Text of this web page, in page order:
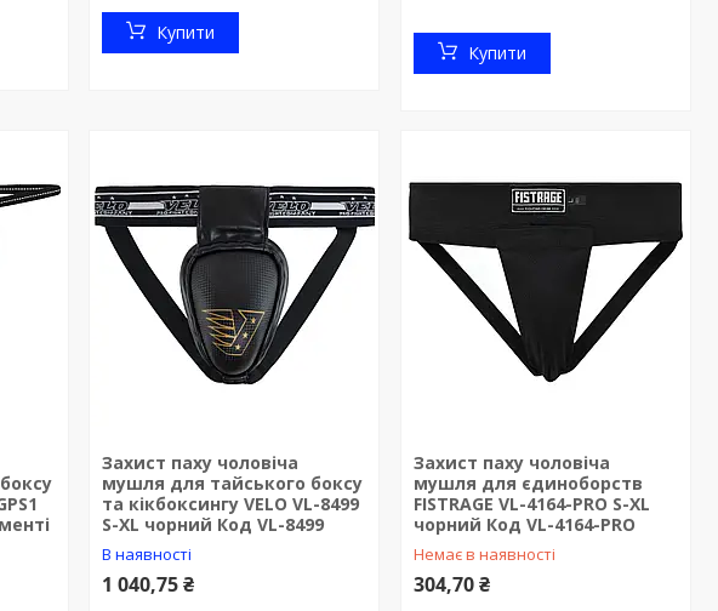
Купити
Купити
Захист паху чоловіча
мушля для тайського боксу
та кікбоксингу VELO VL-8499
S-XL чорний Код VL-8499
В наявності
1 040,75 ₴
Захист паху чоловіча
мушля для єдиноборств
FISTRAGE VL-4164-PRO S-XL
чорний Код VL-4164-PRO
Немає в наявності
304,70 ₴